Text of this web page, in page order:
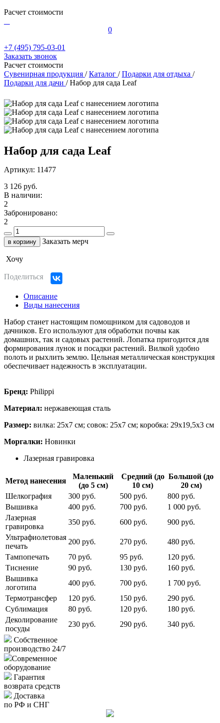
Расчет стоимости
0
+7 (495) 795-03-01
Заказать звонок
Расчет стоимости
Сувенирная продукция / Каталог / Подарки для отдыха /
Подарки для дачи / Набор для сада Leaf
Набор для сада Leaf
Артикул: 11477
3 126 руб.
В наличии:
2
Забронировано:
2
в корзину Заказать мерч
Хочу
Поделиться
Описание
Виды нанесения
Набор станет настоящим помощником для садоводов и
дачников. Его используют для обработки почвы как
домашних, так и садовых растений. Лопатка пригодится для
формирования лунок и посадки растений. Вилкой удобно
полоть и рыхлить землю. Цельная металлическая конструкция
обеспечивает надежность в эксплуатации.
Бренд: Philippi
Материал: нержавеющая сталь
Размер: вилка: 25х7 см; совок: 25х7 см; коробка: 29х19,5х3 см
Моргалки: Новинки
Лазерная гравировка
Метод нанесения
Маленький
(до 5 см)
Средний (до
10 см)
Большой (до
20 см)
Шелкография
300 руб. 500 руб.
800 руб.
Вышивка
400 руб. 700 руб.
1 000 руб.
Лазерная
гравировка
350 руб. 600 руб.
900 руб.
Ультрафиолетовая
печать
200 руб. 270 руб.
480 руб.
Тампопечать
70 руб. 95 руб.
120 руб.
Тиснение
90 руб. 130 руб.
160 руб.
Вышивка
логотипа
400 руб. 700 руб.
1 700 руб.
Термотрансфер
120 руб. 150 руб.
290 руб.
Сублимация
80 руб. 120 руб.
180 руб.
Деколирование
посуды
230 руб. 290 руб.
340 руб.
Собственное
производство 24/7
Современное
оборудование
Гарантия
возврата средств
Доставка
по РФ и СНГ